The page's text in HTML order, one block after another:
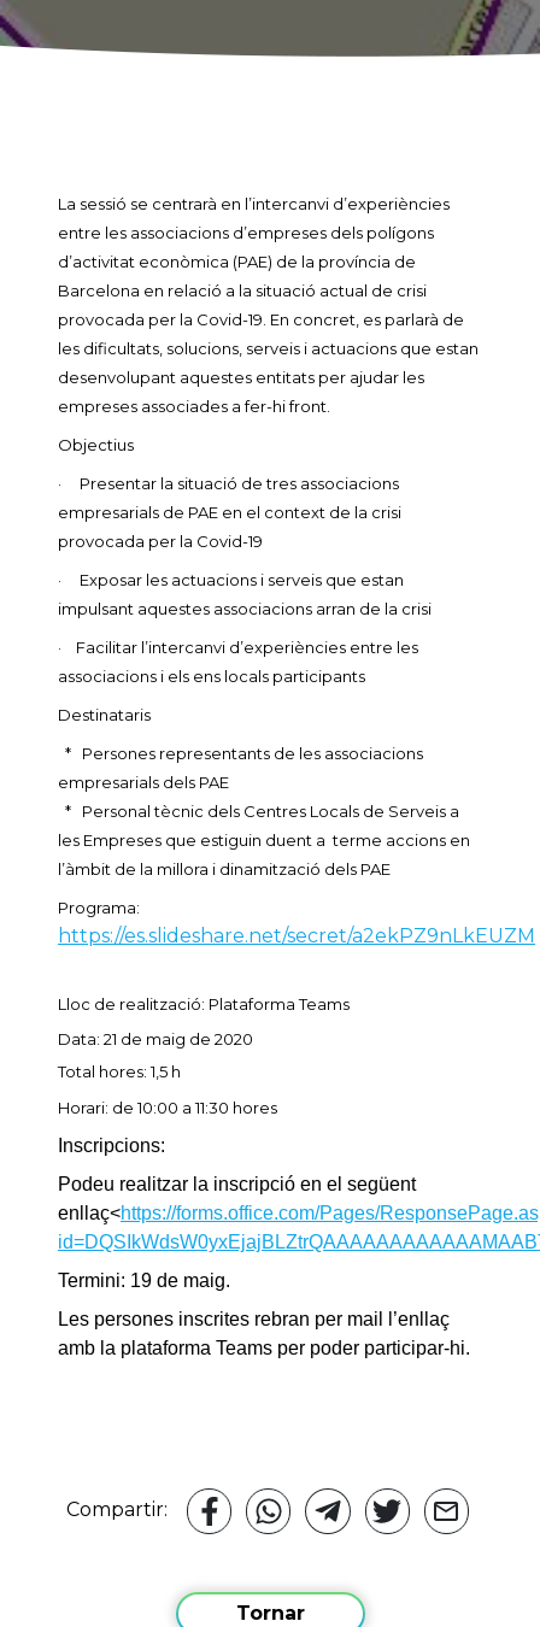
La sessió se centrarà en l’intercanvi d’experiències
entre les associacions d’empreses dels polígons
d’activitat econòmica (PAE) de la província de
Barcelona en relació a la situació actual de crisi
provocada per la Covid-19. En concret, es parlarà de
les dificultats, solucions, serveis i actuacions que estan
desenvolupant aquestes entitats per ajudar les
empreses associades a fer-hi front.
Objectius
· Presentar la situació de tres associacions
empresarials de PAE en el context de la crisi
provocada per la Covid-19
· Exposar les actuacions i serveis que estan
impulsant aquestes associacions arran de la crisi
· Facilitar l’intercanvi d’experiències entre les
associacions i els ens locals participants
Destinataris
* Persones representants de les associacions
empresarials dels PAE
* Personal tècnic dels Centres Locals de Serveis a
les Empreses que estiguin duent a terme accions en
l’àmbit de la millora i dinamització dels PAE
Programa:
https://es.slideshare.net/secret/a2ekPZ9nLkEUZM
Lloc de realització: Plataforma Teams
Data: 21 de maig de 2020
Total hores: 1,5 h
Horari: de 10:00 a 11:30 hores
nscripcions:
Podeu realitzar la inscripció en el següent
enllaç<https://forms.office.com/Pages/
Termini: 19 de maig.
Les persones inscrites rebran per mail l’enllaç
amb la plataforma Teams per poder participar-hi.
Compartir:
Tornar